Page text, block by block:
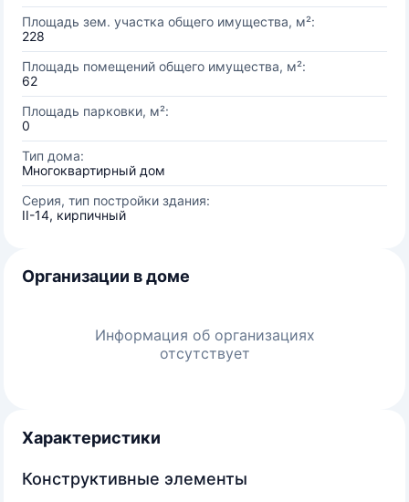
Площадь зем. участка общего имущества, м²:
228
Площадь помещений общего имущества, м²:
62
Площадь парковки, м²:
0
Тип дома:
Многоквартирный дом
Серия, тип постройки здания:
II-14, кирпичный
Организации в доме
Информация об организациях
отсутствует
Характеристики
Конструктивные элементы